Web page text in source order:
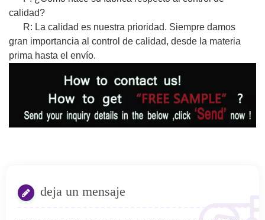
calidad?
R: La calidad es nuestra prioridad. Siempre damos
gran importancia al control de calidad, desde la materia
prima hasta el envío.
deja un mensaje